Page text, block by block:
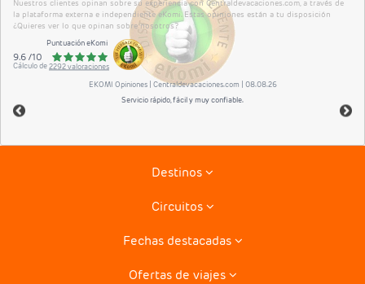
Nuestros clientes opinan sobre su experiencia con Centraldevacaciones.com, a través de
la plataforma externa e independiente eKomi. Estas opiniones están a tu disposición
¿Quieres ver lo que opinan sobre nosotros?
Puntuación eKomi
9.6 /10
Cálculo de2292valoraciones
EKOMI Opiniones | Centraldevacaciones.com | 08.08.26
Servicio rápido, fácil y muy confiable.
Destinos
Riviera Maya
Tenerife
Lanzarote
Circuitos
Combinados La Habana- Varadero
Circuitos por Italia
Fechas destacadas
Ofertas de viajes